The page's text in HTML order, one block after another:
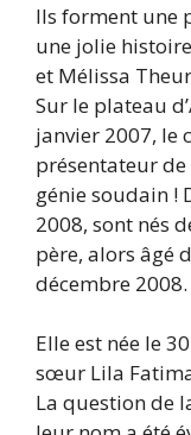
Ils forment une
une jolie
et Mélissa
Sur le plateau
janvier 2007, le
présentateur de
génie soudain !
2008, sont nés
père, alors âgé
décembre 2008.
Elle est née le
sœur Lila
La question de